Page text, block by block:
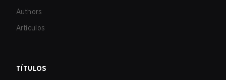
Authors
Artículos
TÍTULOS